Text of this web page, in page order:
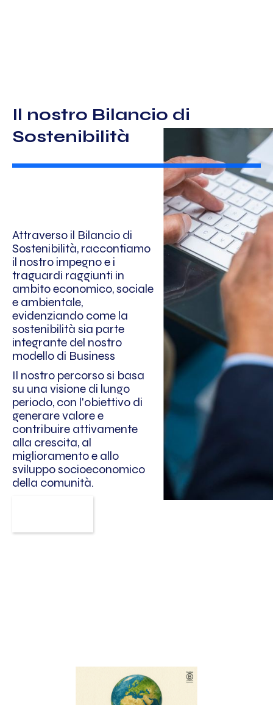
Il nostro Bilancio di
Sostenibilità
Attraverso il Bilancio di
Sostenibilità, raccontiamo
il nostro impegno e i
traguardi raggiunti in
ambito economico, sociale
e ambientale,
evidenziando come la
sostenibilità sia parte
integrante del nostro
modello di Business
Il nostro percorso si basa
su una visione di lungo
periodo, con l'obiettivo di
generare valore e
contribuire attivamente
alla crescita, al
miglioramento e allo
sviluppo socioeconomico
della comunità.